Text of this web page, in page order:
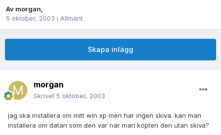
Av morgan,
5 oktober, 2003 i Allmänt
Skapa inlägg
morgan
Skrivet 5 oktober, 2003
jag ska installera om mitt win xp men har ingen skiva. kan man
installera om datan som den var när man köpten den utan skiva?